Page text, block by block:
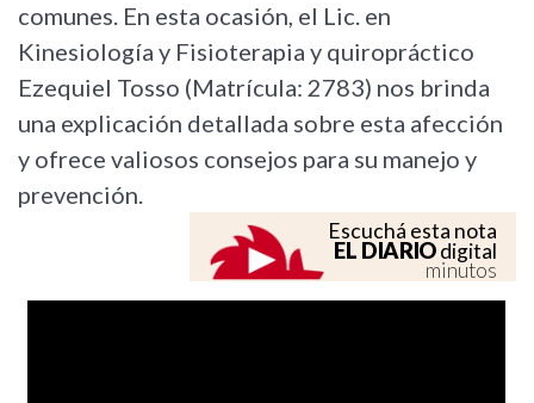
comunes. En esta ocasión, el Lic. en
Kinesiología y Fisioterapia y quiropráctico
Ezequiel Tosso (Matrícula: 2783) nos brinda
una explicación detallada sobre esta afección
y ofrece valiosos consejos para su manejo y
prevención.
Escuchá esta nota
EL DIARIOdigital
minutos